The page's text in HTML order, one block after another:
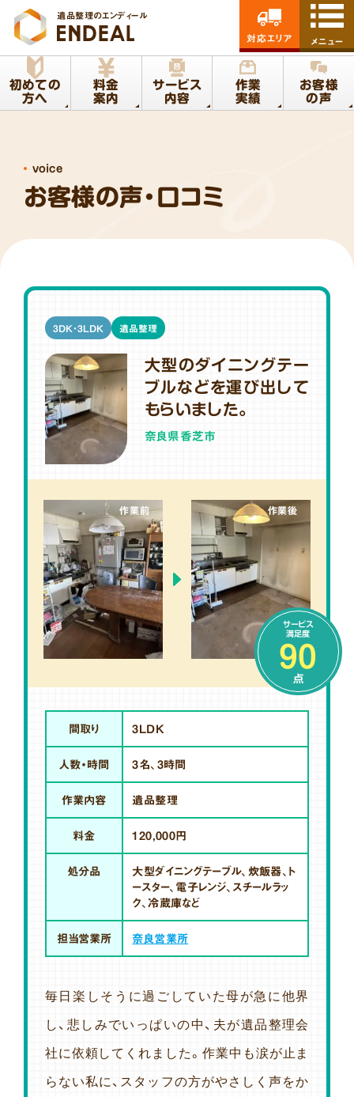
遺品整理のエンディール
初めての
方へ
料金
案内
サービス
内容
作業
実績
お客様
の声
対応エリア メニュー
お客様の声・口コミ
voice
大型のダイニングテー
ブルなどを運び出して
もらいました。
奈良県香芝市
3DK・3LDK 遺品整理
作業前 作業後
サービス
満足度
90
点
間取り 3LDK
人数・時間 3名、3時間
作業内容 遺品整理
料金 120,000円
処分品
大型ダイニングテーブル、炊飯器、ト
ースター、電子レンジ、スチールラッ
ク、冷蔵庫など
担当営業所 奈良営業所
毎日楽しそうに過ごしていた母が急に他界
し、悲しみでいっぱいの中、夫が遺品整理会
社に依頼してくれました。作業中も涙が止ま
らない私に、スタッフの方がやさしく声をか